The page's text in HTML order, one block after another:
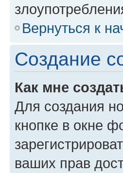
Вернуться к
Создание
Как мне
Для создания
кнопке в окне
ваших прав